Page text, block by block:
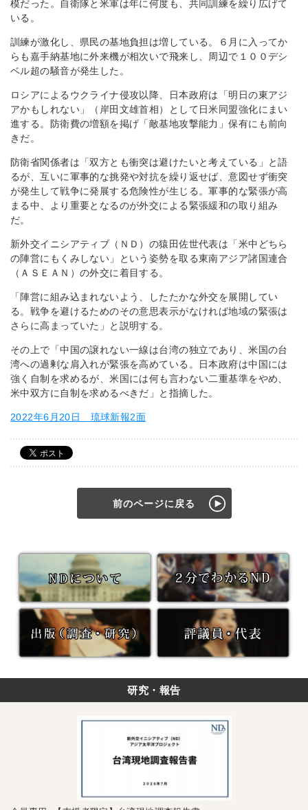
模だった。自衛隊と米軍は年に何度も、共同訓練を繰り広げて
いる。
訓練が激化し、県民の基地負担は増している。６月に入ってか
らも嘉手納基地に外来機が相次いで飛来し、周辺で１００デシ
ベル超の騒音が発生した。
ロシアによるウクライナ侵攻以降、日本政府は「明日の東アジ
アかもしれない」（岸田文雄首相）として日米同盟強化にまい
進する。防衛費の増額を掲げ「敵基地攻撃能力」保有にも前向
きだ。
防衛省関係者は「双方とも衝突は避けたいと考えている」と語
るが、互いに軍事的な挑発や対抗を繰り返せば、意図せず衝突
が発生して戦争に発展する危険性が生じる。軍事的な緊張が高
まる中、より重要となるのが外交による緊張緩和の取り組み
だ。
新外交イニシアティブ（ＮＤ）の猿田佐世代表は「米中どちら
の陣営にもくみしない」という姿勢を取る東南アジア諸国連合
（ＡＳＥＡＮ）の外交に着目する。
「陣営に組み込まれないよう、したたかな外交を展開してい
る。戦争を避けるためのその意思表示がなければ地域の緊張は
さらに高まっていた」と説明する。
その上で「中国の譲れない一線は台湾の独立であり、米国の台
湾への過剰な肩入れが緊張を高めている。日本政府は中国には
強く自制を求めるが、米国には何も言わない二重基準をやめ、
米中双方に自制を求めるべきだ」と指摘した。
2022年6月20日 琉球新報2面
前のページに戻る
研究・報告